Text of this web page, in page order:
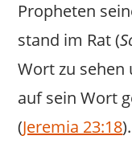
Propheten
stand im Rat (
Wort zu sehen
auf sein Wort
(Jeremia 23:18